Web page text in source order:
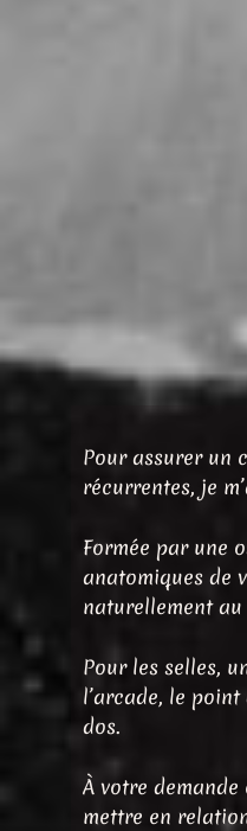
Pour assurer un
récurrentes, je
Formée par une
anatomiques de
naturellement
Pour les selles,
l’arcade, le
dos.
À votre
mettre en